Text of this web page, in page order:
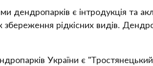
дендропарків є інтродукція та
збереження рідкісних видів.
України є